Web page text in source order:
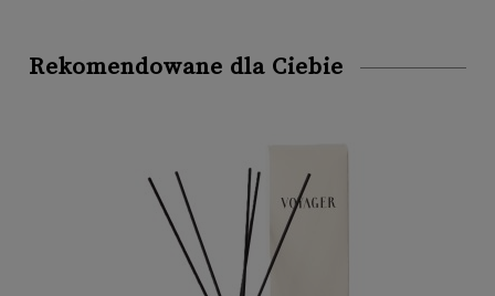
Rekomendowane dla Ciebie